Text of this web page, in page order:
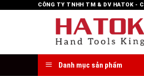
CÔNG TY TNHH TM & DV HATOK -
Danh mục sản phẩm